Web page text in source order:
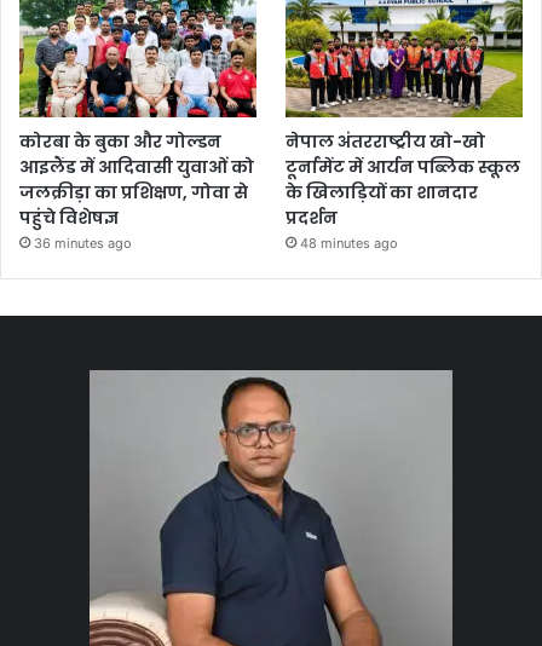
कोरबा के बुका और गोल्डन
आइलैंड में आदिवासी युवाओं को
जलक्रीड़ा का प्रशिक्षण, गोवा से
पहुंचे विशेषज्ञ
36 minutes ago
नेपाल अंतरराष्ट्रीय खो-खो
टूर्नामेंट में आर्यन पब्लिक स्कूल
के खिलाड़ियों का शानदार
प्रदर्शन
48 minutes ago